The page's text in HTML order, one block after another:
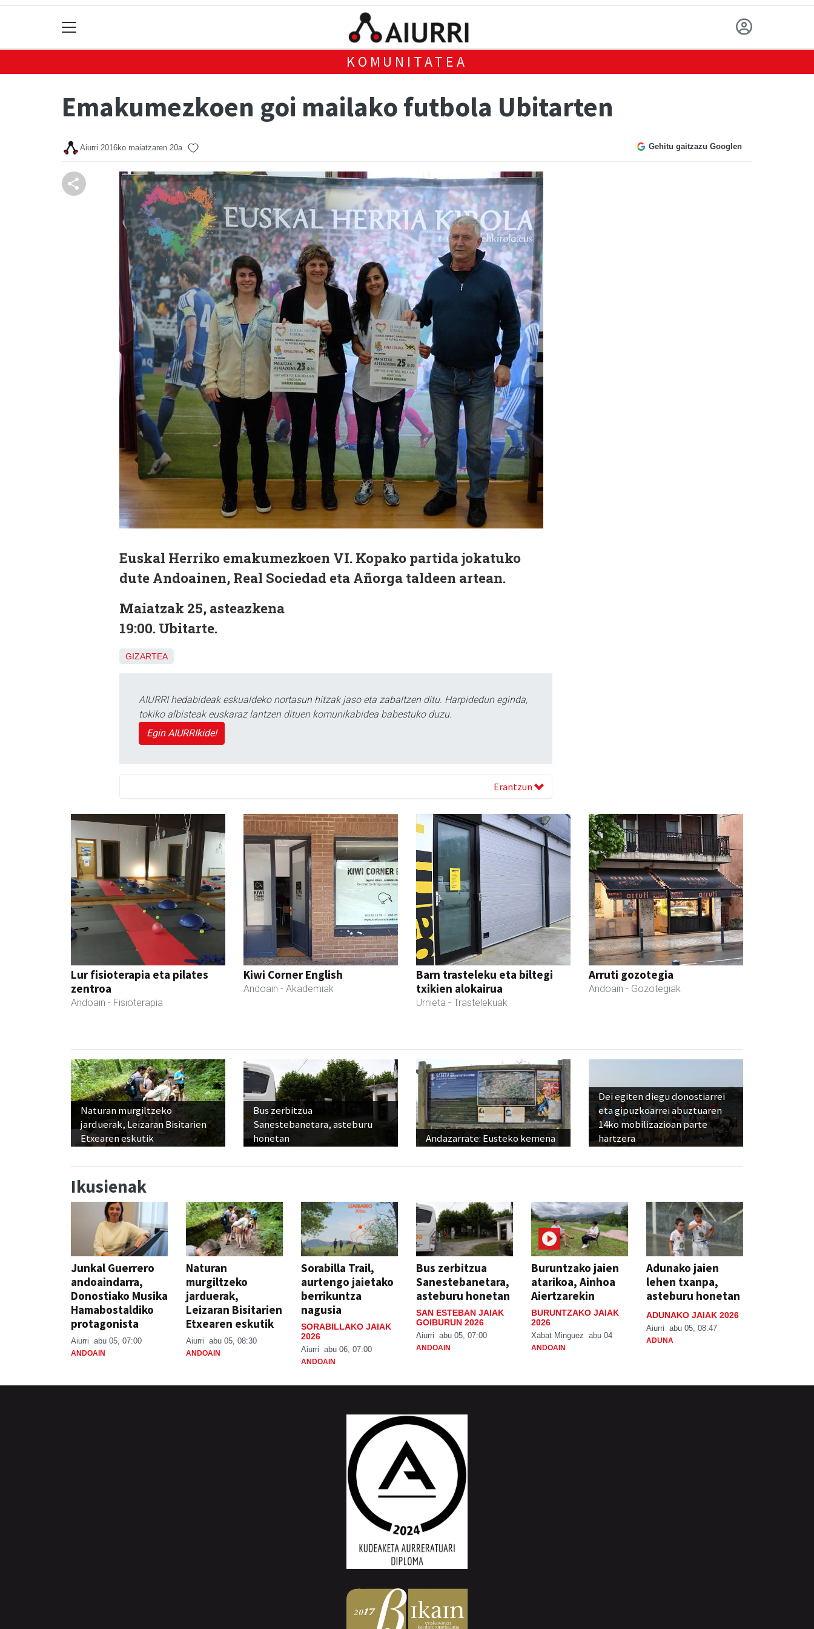
KOMUNITATEA
Emakumezkoen goi mailako futbola Ubitarten
Aiurri 2016ko maiatzaren 20a Gehitu gaitzazu Googlen
Euskal Herriko emakumezkoen VI. Kopako partida jokatuko
dute Andoainen, Real Sociedad eta Añorga taldeen artean.
Maiatzak 25, asteazkena
19:00. Ubitarte.
GIZARTEA
AIURRI hedabideak eskualdeko nortasun hitzak jaso eta zabaltzen ditu. Harpidedun eginda,
tokiko albisteak euskaraz lantzen dituen komunikabidea babestuko duzu.
Egin AIURRIkide!
Erantzun
Lur fisioterapia eta pilates
zentroa
Andoain - Fisioterapia
Kiwi Corner English
Andoain - Akademiak
Barn trasteleku eta biltegi
txikien alokairua
Urnieta - Trastelekuak
Arruti gozotegia
Andoain - Gozotegiak
Naturan murgiltzeko
jarduerak, Leizaran Bisitarien
Etxearen eskutik
Bus zerbitzua
Sanestebanetara, asteburu
honetan
Andazarrate: Eusteko kemena
Dei egiten diegu donostiarrei
eta gipuzkoarrei abuztuaren
14ko mobilizazioan parte
hartzera
Ikusienak
Junkal Guerrero
andoaindarra,
Donostiako Musika
Hamabostaldiko
protagonista
Aiurri abu 05, 07:00
ANDOAIN
Naturan
murgiltzeko
jarduerak,
Leizaran Bisitarien
Etxearen eskutik
Aiurri abu 05, 08:30
ANDOAIN
Sorabilla Trail,
aurtengo jaietako
berrikuntza
nagusia
SORABILLAKO JAIAK
2026
Aiurri abu 06, 07:00
ANDOAIN
Bus zerbitzua
Sanestebanetara,
asteburu honetan
SAN ESTEBAN JAIAK
GOIBURUN 2026
Aiurri abu 05, 07:00
ANDOAIN
Buruntzako jaien
atarikoa, Ainhoa
Aiertzarekin
BURUNTZAKO JAIAK
2026
Xabat Minguez abu 04
ANDOAIN
Adunako jaien
lehen txanpa,
asteburu honetan
ADUNAKO JAIAK 2026
Aiurri abu 05, 08:47
ADUNA